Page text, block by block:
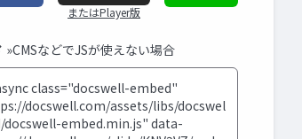
またはPlayer版
»CMSなどでJSが使えない場合